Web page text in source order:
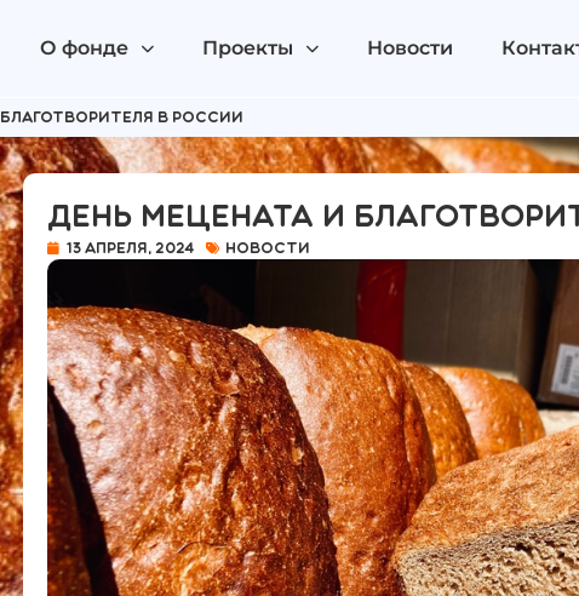
О фонде Проекты Новости
в России
День мецената и
13 апреля, 2024 Новости